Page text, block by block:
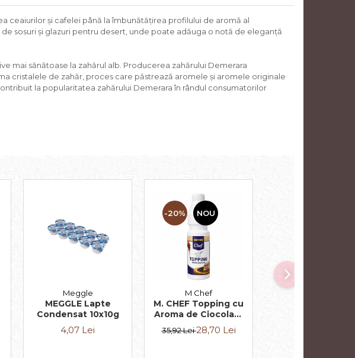
ceaiurilor și cafelei până la îmbunătățirea profilului de aromă al
sosuri și glazuri pentru desert, unde poate adăuga o notă de eleganță
mai sănătoase la zahărul alb. Producerea zahărului Demerara
cristalele de zahăr, proces care păstrează aromele și aromele originale
la popularitatea zahărului Demerara în rândul consumatorilor
Meggle
MEGGLE Lapte
Condensat 10x10g
4,07 Lei
-20% NOU
M Chef
M. CHEF Topping cu
Aroma de Ciocolata
1Kg
35,92 Lei28,70 Lei